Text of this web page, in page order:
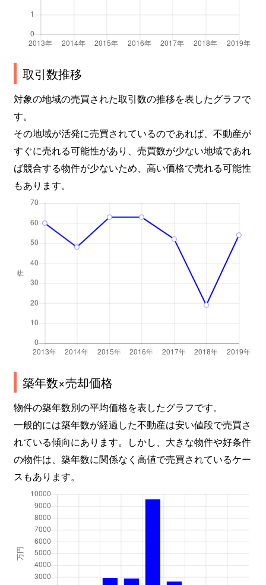
取引数推移
対象の地域の売買された取引数の推移を表したグラフで
す。
その地域が活発に売買されているのであれば、不動産が
すぐに売れる可能性があり、売買数が少ない地域であれ
ば競合する物件が少ないため、高い価格で売れる可能性
もあります。
築年数×売却価格
物件の築年数別の平均価格を表したグラフです。
一般的には築年数が経過した不動産は安い値段で売買さ
れている傾向にあります。しかし、大きな物件や好条件
の物件は、築年数に関係なく高値で売買されているケー
スもあります。